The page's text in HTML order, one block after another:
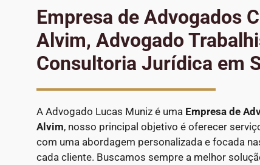
Empresa de Advogados
Alvim, Advogado
Consultoria Jurídica em
A Advogado Lucas Muniz é uma Empresa de
Alvim, nosso principal objetivo é oferecer
com uma abordagem personalizada e focada
cada cliente. Buscamos sempre a melhor